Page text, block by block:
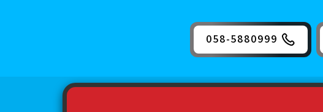
058-5880999